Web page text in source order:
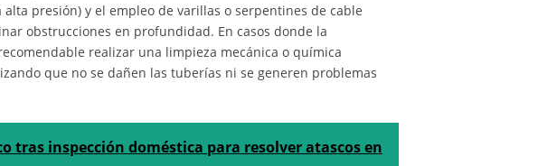
presión) y el empleo de varillas o serpentines de cable
obstrucciones en profundidad. En casos donde la
realizar una limpieza mecánica o química
que no se dañen las tuberías ni se generen problemas
tras inspección doméstica para resolver atascos en